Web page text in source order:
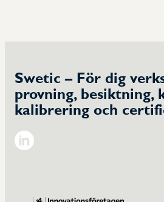
Swetic – För dig
provning, besiktning,
kalibrering och